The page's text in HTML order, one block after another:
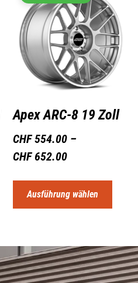
Apex ARC-8 19 Zoll
CHF554.00 –
CHF652.00
Ausführung wählen